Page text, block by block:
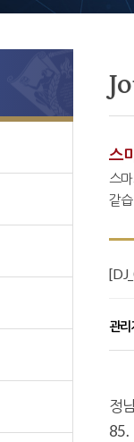
스
스
같습
관리
정
85.